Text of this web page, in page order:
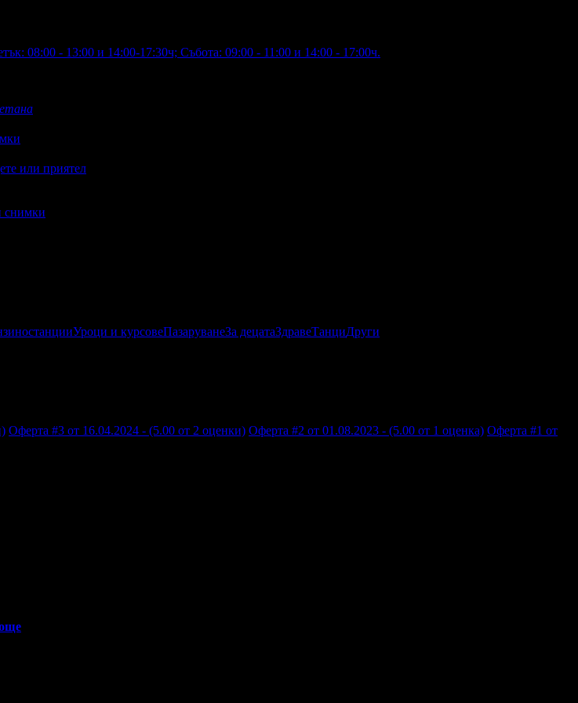
08:00 - 13:00 и 14:00-17:30ч; Събота: 09:00 - 11:00 и 14:00 - 17:00ч.
или приятел
снимки
Уроци и курсовеПазаруванеЗа децатаЗдравеТанциДруги
Оферта #3 от 16.04.2024 - (5.00 от 2 оценки) Оферта #2 от 01.08.2023 - (5.00 от 1 оценка) Оферта #1 от